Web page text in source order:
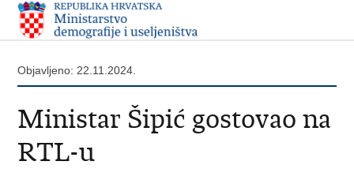
Objavljeno: 22.11.2024.
Ministar Šipić gostovao na
RTL-u